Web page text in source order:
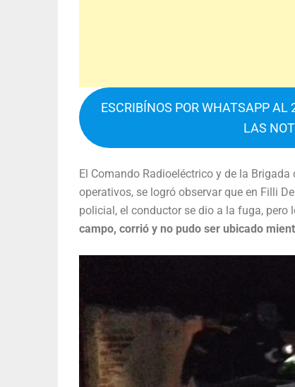
ESCRIBÍNOS POR WHATSAPP AL
LAS
El Comando Radioeléctrico y de la
operativos, se logró observar que en Filli
policial, el conductor se dio a la fuga, pero
campo, corrió y no pudo ser ubicado